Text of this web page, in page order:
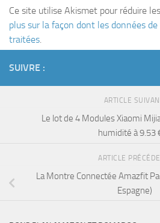
Ce site utilise Akismet pour réduire
plus sur la façon dont les données
traitées.
SUIVRE :
ARTICLE
Le lot de 4 Modules Xiaomi
humidité à 9.53
ARTICLE
La Montre Connectée Amazfit
Espagne)